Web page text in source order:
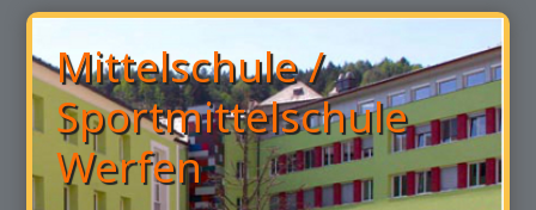
Mittelschule /
Sportmittelschule
Werfen